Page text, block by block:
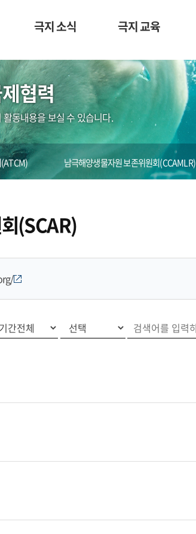
극지 소식 극지 교육
협력
동내용을 보실 수 있습니다.
남극해양생물자원 보존위원회(CCAMLR)
(SCAR)